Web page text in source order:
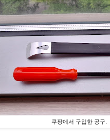
쿠팡에서 구입한 공구.